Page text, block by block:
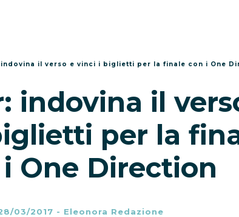
indovina il verso e vinci i biglietti per la finale con i One
indovina il
per la
One Direction
03/2017 - Eleonora Redazione